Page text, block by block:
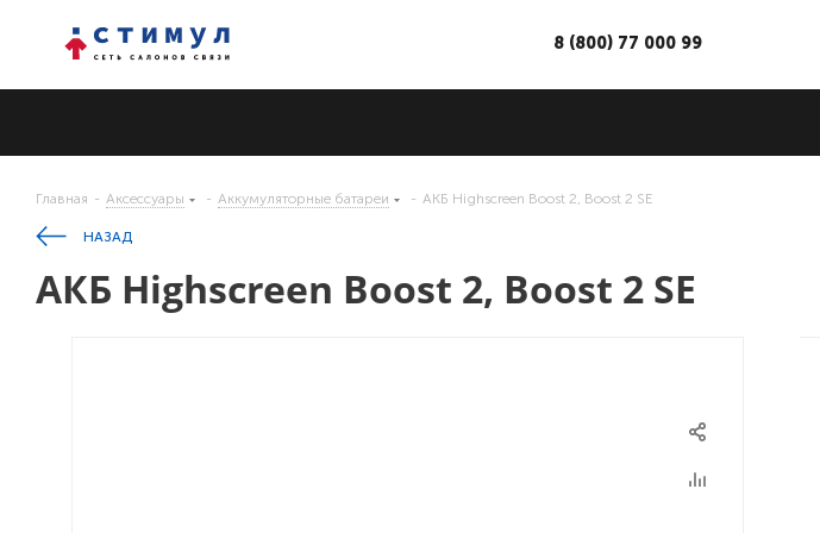
8 (800) 77 000 99
Главная - Аксессуары - Аккумуляторные батареи - АКБ Highscreen Boost 2, Boost 2 SE
НАЗАД
АКБ Highscreen Boost 2, Boost 2 SE